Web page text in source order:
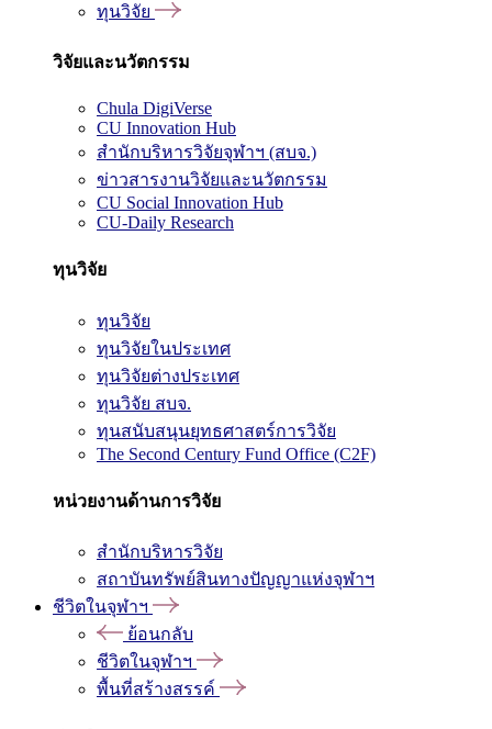
ทุนวิจัย
วิจัยและนวัตกรรม
Chula DigiVerse
CU Innovation Hub
สำนักบริหารวิจัยจุฬาฯ (สบจ.)
ข่าวสารงานวิจัยและนวัตกรรม
CU Social Innovation Hub
CU-Daily Research
ทุนวิจัย
ทุนวิจัย
ทุนวิจัยในประเทศ
ทุนวิจัยต่างประเทศ
ทุนวิจัย สบจ.
ทุนสนับสนุนยุทธศาสตร์การวิจัย
The Second Century Fund Office (C2F)
หน่วยงานด้านการวิจัย
สำนักบริหารวิจัย
สถาบันทรัพย์สินทางปัญญาแห่งจุฬาฯ
ชีวิตในจุฬาฯ
ย้อนกลับ
ชีวิตในจุฬาฯ
พื้นที่สร้างสรรค์